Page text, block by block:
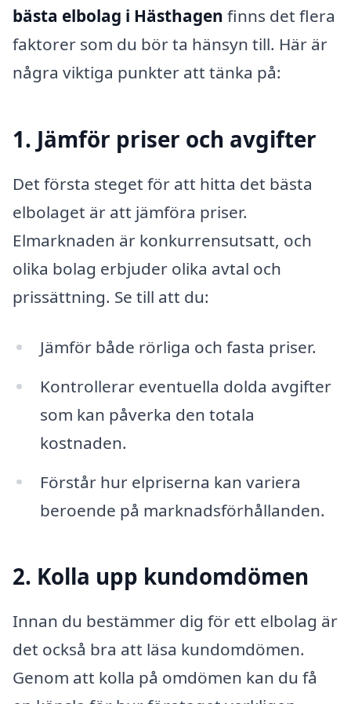
bästa elbolag i Hästhagen finns det flera
faktorer som du bör ta hänsyn till. Här är
några viktiga punkter att tänka på:
1. Jämför priser och avgifter
Det första steget för att hitta det bästa
elbolaget är att jämföra priser.
Elmarknaden är konkurrensutsatt, och
olika bolag erbjuder olika avtal och
prissättning. Se till att du:
Jämför både rörliga och fasta priser.
Kontrollerar eventuella dolda avgifter
som kan påverka den totala
kostnaden.
Förstår hur elpriserna kan variera
beroende på marknadsförhållanden.
2. Kolla upp kundomdömen
Innan du bestämmer dig för ett elbolag är
det också bra att läsa kundomdömen.
Genom att kolla på omdömen kan du få